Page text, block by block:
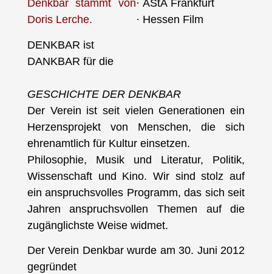
Denkbar stammt von
Doris Lerche.
DENKBAR ist
DANKBAR für die
· AStA Frankfurt
· Hessen Film
GESCHICHTE DER DENKBAR
Der Verein ist seit vielen Generationen ein
Herzensprojekt von Menschen, die sich
ehrenamtlich für Kultur einsetzen.
Philosophie, Musik und Literatur, Politik,
Wissenschaft und Kino. Wir sind stolz auf
ein anspruchsvolles Programm, das sich seit
Jahren anspruchsvollen Themen auf die
zugänglichste Weise widmet.
Der Verein Denkbar wurde am 30. Juni 2012
gegründet